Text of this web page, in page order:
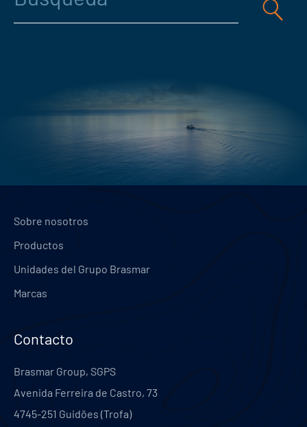
Busqueda
Sobre nosotros
Productos
Unidades del Grupo Brasmar
Marcas
Contacto
Brasmar Group, SGPS
Avenida Ferreira de Castro, 73
4745-251 Guidões (Trofa)